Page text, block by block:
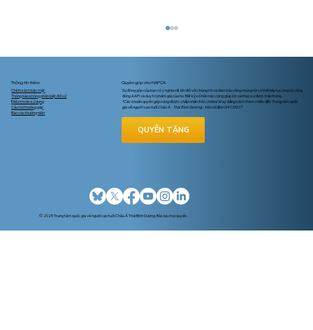
Liệu Có Quá Muộn Để Ghi Danh
Medicare Hay Thay Đổi Bảo Hiểm Của
Quý Vị?
Thông tin thêm
Chính sách bảo mật
Thông báo không phân biệt đối xử
Điều khoản sử dụng
Câu hỏi thường gặp
Báo cáo thường niên
Quyên góp cho NAPCA
Sự đóng góp của bạn có ý nghĩa rất lớn đối với chúng tôi và đảm bảo rằng chúng tôi có thể tiếp tục ủng hộ cộng
đồng AAPI và duy trì phẩm giá của họ. Bất kỳ số tiền nào cũng giúp ích và thực sự được trân trọng.
*Các khoản quyên góp cũng được chấp nhận trên United Way bằng cách tham chiếu đến Trung tâm quốc
gia về người cao tuổi Châu Á - Thái Bình Dương - Mã chỉ định D4139227
QUYÊN TẶNG
© 2025 Trung tâm quốc gia về người cao tuổi Châu Á Thái Bình Dương. Bảo lưu mọi quyền.